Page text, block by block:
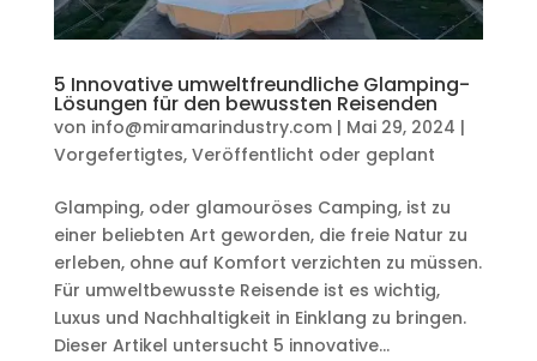
5 Innovative umweltfreundliche Glamping-
Lösungen für den bewussten Reisenden
von info@miramarindustry.com| Mai 29, 2024 |
Vorgefertigtes, Veröffentlicht oder geplant
Glamping, oder glamouröses Camping, ist zu
einer beliebten Art geworden, die freie Natur zu
erleben, ohne auf Komfort verzichten zu müssen.
Für umweltbewusste Reisende ist es wichtig,
Luxus und Nachhaltigkeit in Einklang zu bringen.
Dieser Artikel untersucht 5 innovative...